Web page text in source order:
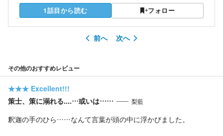
1話目から読む フォロー
前へ 次へ
その他のおすすめレビュー
★★★ Excellent!!!
策士、策に溺れる‥‥…或いは……
梨藍
釈迦の手のひら……なんて言葉が頭の中に浮かびました。